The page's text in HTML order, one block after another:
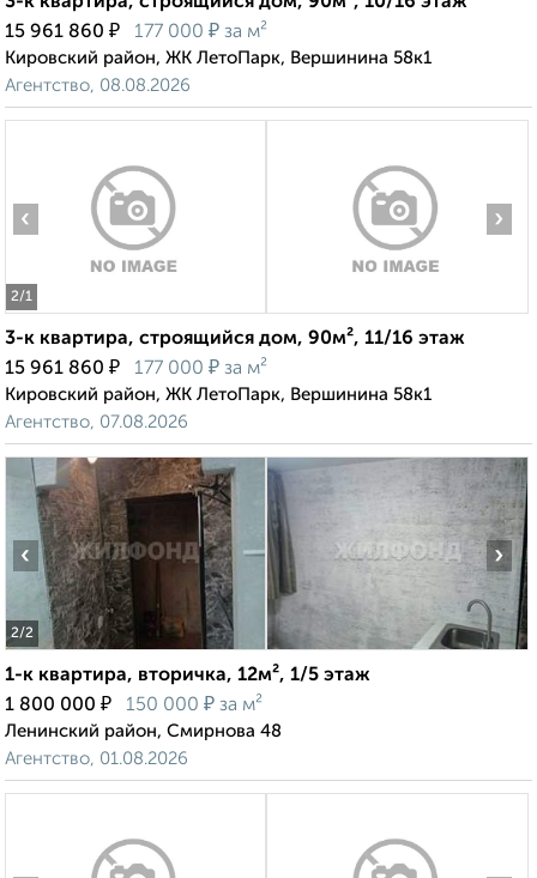
15 961 860 ₽ 177 000 ₽ за м²
Кировский район, ЖК ЛетоПарк, Вершинина 58к1
Агентство, 08.08.2026
2/1
‹ ›
3-к квартира, строящийся дом, 90м², 11/16 этаж
15 961 860 ₽ 177 000 ₽ за м²
Кировский район, ЖК ЛетоПарк, Вершинина 58к1
Агентство, 07.08.2026
2/2
‹ ›
1-к квартира, вторичка, 12м², 1/5 этаж
1 800 000 ₽ 150 000 ₽ за м²
Ленинский район, Смирнова 48
Агентство, 01.08.2026